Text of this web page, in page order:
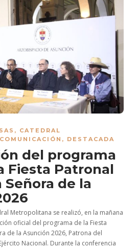
, CATEDRAL
COMUNICACIÓN , DESTACADA
del programa
Fiesta Patronal
de la
Metropolitana se realizó, en la mañana
oficial del programa de la Fiesta
de la Asunción 2026, Patrona del
Nacional. Durante la conferencia